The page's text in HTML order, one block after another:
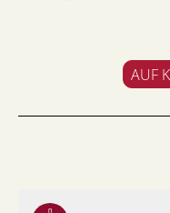
AUF